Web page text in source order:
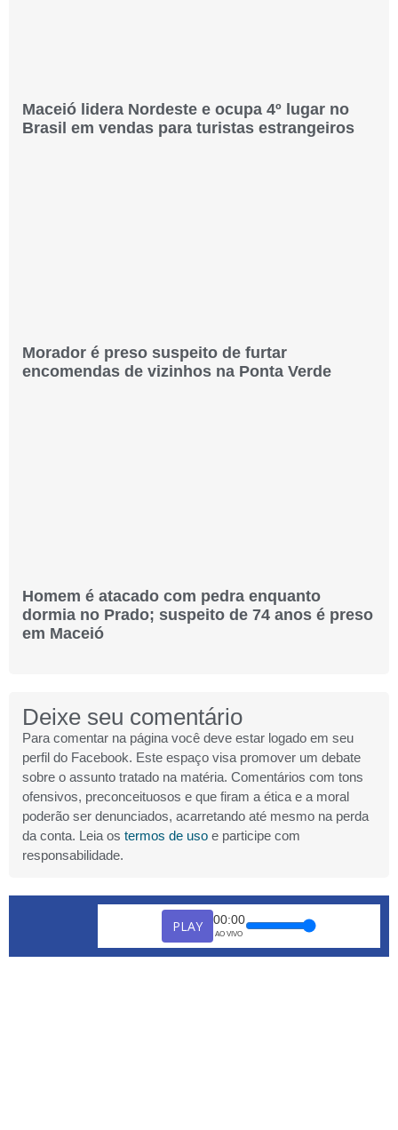
Maceió lidera Nordeste e ocupa 4º lugar no
Brasil em vendas para turistas estrangeiros
Morador é preso suspeito de furtar
encomendas de vizinhos na Ponta Verde
Homem é atacado com pedra enquanto
dormia no Prado; suspeito de 74 anos é preso
em Maceió
Deixe seu comentário
Para comentar na página você deve estar logado em seu
perfil do Facebook. Este espaço visa promover um debate
sobre o assunto tratado na matéria. Comentários com tons
ofensivos, preconceituosos e que firam a ética e a moral
poderão ser denunciados, acarretando até mesmo na perda
da conta. Leia os termos de uso e participe com
responsabilidade.
PLAY 00:00
AO VIVO